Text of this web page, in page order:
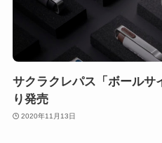
サクラクレパス「ボールサ
り発売
2020年11月13日